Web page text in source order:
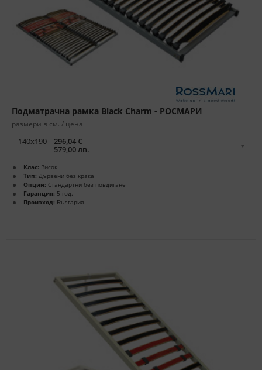
Подматрачна рамка Black Charm - РОСМАРИ
размери в см. / цена
140x190 - 296,04 €
579,00 лв.
Клас: Висок
Тип: Дървени без крака
Опции: Стандартни без повдигане
Гаранция: 5 год.
Произход: България